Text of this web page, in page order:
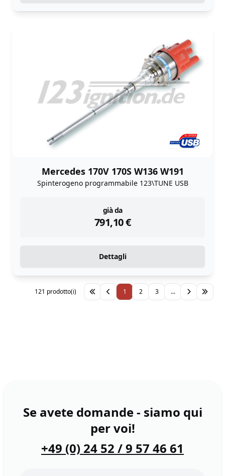
Mercedes 170V 170S W136 W191
Spinterogeno programmabile 123\TUNE USB
già da
791,10€
instock
Dettagli
1 2 3 ...
121 prodotto(i)
Se avete domande - siamo qui
per voi!
+49 (0) 24 52 / 9 57 46 61